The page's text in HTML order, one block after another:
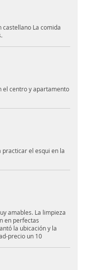
castellano La comida
el centro y apartamento
practicar el esqui en la
amables. La limpieza
en perfectas
la ubicación y la
precio un 10